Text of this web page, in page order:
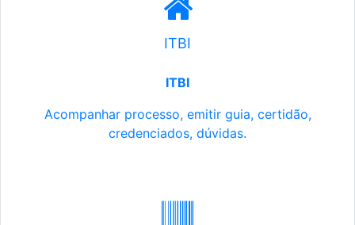
ITBI
ITBI
Acompanhar processo, emitir guia, certidão,
credenciados, dúvidas.